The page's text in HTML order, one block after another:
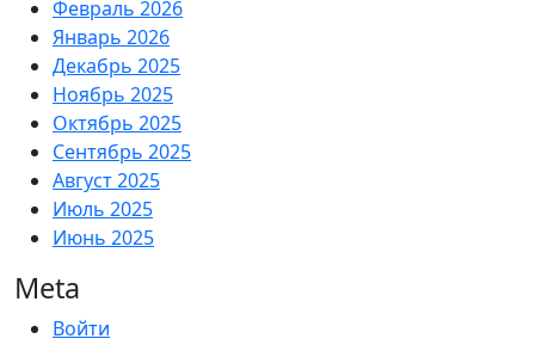
Февраль 2026
Январь 2026
Декабрь 2025
Ноябрь 2025
Октябрь 2025
Сентябрь 2025
Август 2025
Июль 2025
Июнь 2025
Meta
Войти